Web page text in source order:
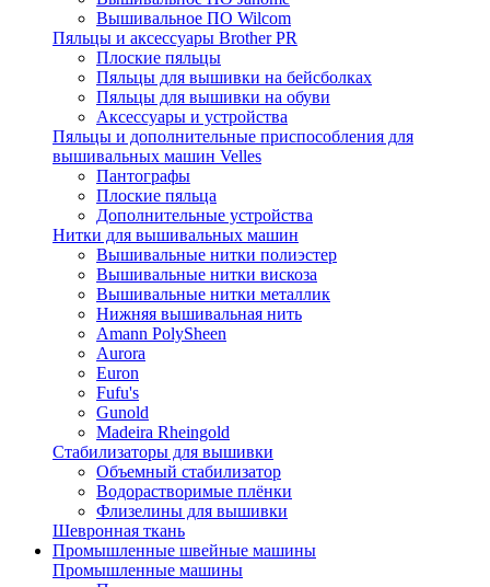
Вышивальное ПО Wilcom
Пяльцы и аксессуары Brother PR
Плоские пяльцы
Пяльцы для вышивки на бейсболках
Пяльцы для вышивки на обуви
Аксессуары и устройства
Пяльцы и дополнительные приспособления для
вышивальных машин Velles
Пантографы
Плоские пяльца
Дополнительные устройства
Нитки для вышивальных машин
Вышивальные нитки полиэстер
Вышивальные нитки вискоза
Вышивальные нитки металлик
Нижняя вышивальная нить
Amann PolySheen
Aurora
Euron
Fufu's
Gunold
Madeira Rheingold
Стабилизаторы для вышивки
Объемный стабилизатор
Водорастворимые плёнки
Флизелины для вышивки
Шевронная ткань
Промышленные швейные машины
Промышленные машины